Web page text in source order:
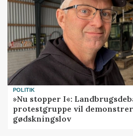
POLITIK
»Nu stopper I«:
protestgruppe vil
gødskningslov